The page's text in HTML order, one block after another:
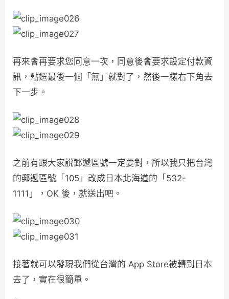
再來會再要求您同意一次，同意後會要求設定付款資
訊，點選最後一個「無」就對了，然後一樣右下角去
下一步。
之前有跟大家說郵遞區號一定要對，所以我只把台灣
的郵遞區號「105」改成日本北海道的「532-
1111」，OK 後，就送出吧。
接著就可以發現我們從台灣的 App Store被轉到日本
去了，實在很簡單。